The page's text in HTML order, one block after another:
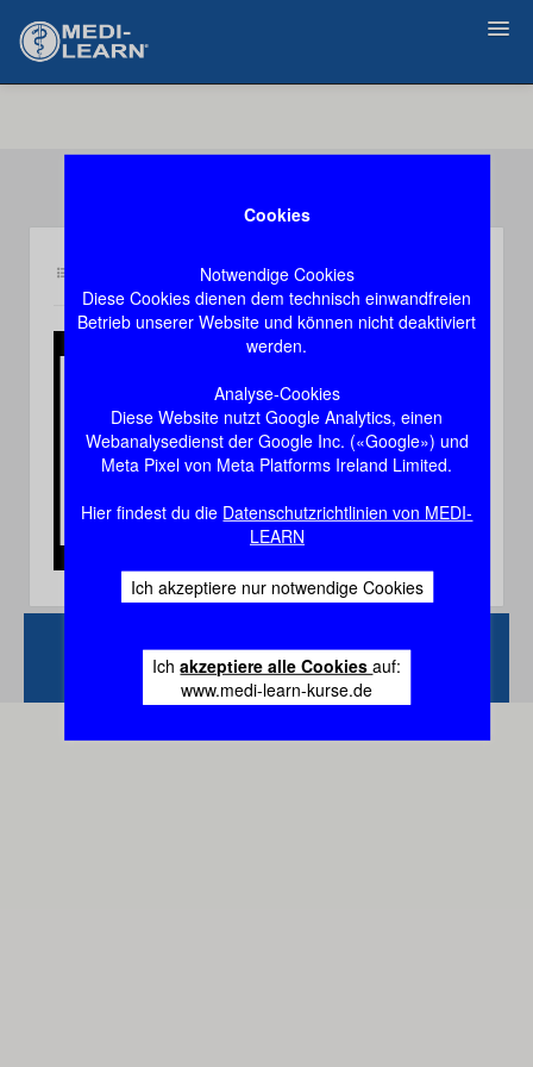
Cookies
Notwendige Cookies
Diese Cookies dienen dem technisch einwandfreien
Betrieb unserer Website und können nicht deaktiviert
werden.
Analyse-Cookies
Diese Website nutzt Google Analytics, einen
Webanalysedienst der Google Inc. («Google») und
Meta Pixel von Meta Platforms Ireland Limited.
Hier findest du die Datenschutzrichtlinien von MEDI-
LEARN
Ich akzeptiere nur notwendige Cookies
Ichakzeptiere alle Cookiesauf:
www.medi-learn-kurse.de
Demozugang, das Video stoppt nach 60 Sekunden
Video
Zurück
Vertrag
widerrufen